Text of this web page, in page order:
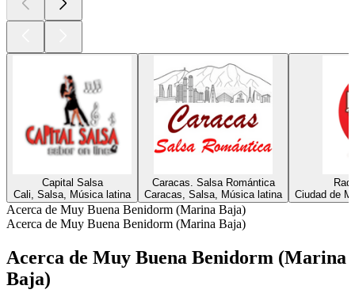
Capital Salsa
Cali, Salsa, Música latina
Caracas. Salsa Romántica
Caracas, Salsa, Música latina
Ciudad de
Acerca de Muy Buena Benidorm (Marina Baja)
Acerca de Muy Buena Benidorm (Marina Baja)
Acerca de Muy Buena Benidorm (Marina
Baja)